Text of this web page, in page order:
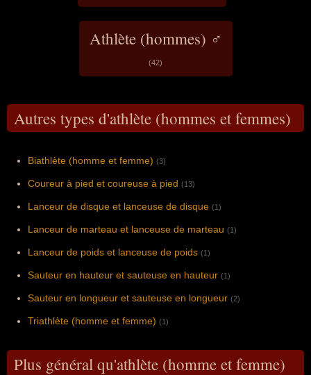
Athlète (hommes) ♂
(42)
Autres types d'athlète (hommes et femmes)
Biathlète (homme et femme) (3)
Coureur à pied et coureuse à pied (13)
Lanceur de disque et lanceuse de disque (1)
Lanceur de marteau et lanceuse de marteau (1)
Lanceur de poids et lanceuse de poids (1)
Sauteur en hauteur et sauteuse en hauteur (1)
Sauteur en longueur et sauteuse en longueur (2)
Triathlète (homme et femme) (1)
Plus général qu'athlète (homme et femme)